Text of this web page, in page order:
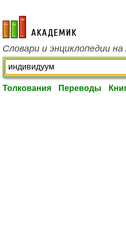
academic.ru
Словари и энциклопедии
Толкования Переводы